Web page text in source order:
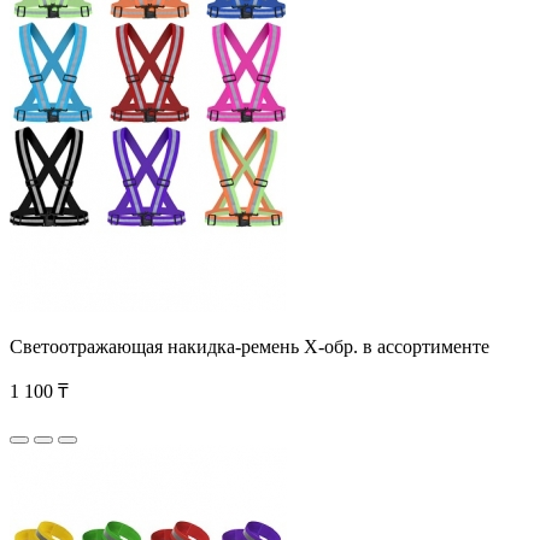
Светоотражающая накидка-ремень Х-обр. в ассортименте
1 100 ₸